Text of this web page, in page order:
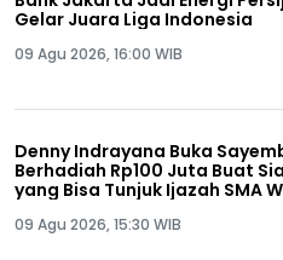
Gelar Juara Liga Indonesia
09 Agu 2026, 16:00 WIB
Denny Indrayana Buka
Berhadiah Rp100 Juta Buat
yang Bisa Tunjuk Ijazah SMA
09 Agu 2026, 15:30 WIB